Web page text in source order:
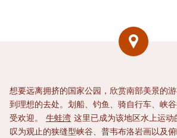
想要远离拥挤的国家公园，欣赏南部美景的
到理想的去处。划船、钓鱼、骑自行车、峡
受欢迎。 牛蛙湾 这里已成为该地区水上运动
叹为观止的狭缝型峡谷、普韦布洛岩画以及